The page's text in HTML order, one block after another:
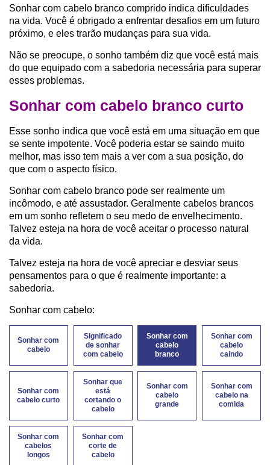
Sonhar com cabelo branco comprido indica dificuldades
na vida. Você é obrigado a enfrentar desafios em um futuro
próximo, e eles trarão mudanças para sua vida.
Não se preocupe, o sonho também diz que você está mais
do que equipado com a sabedoria necessária para superar
esses problemas.
Sonhar com cabelo branco curto
Esse sonho indica que você está em uma situação em que
se sente impotente. Você poderia estar se saindo muito
melhor, mas isso tem mais a ver com a sua posição, do
que com o aspecto físico.
Sonhar com cabelo branco pode ser realmente um
incômodo, e até assustador. Geralmente cabelos brancos
em um sonho refletem o seu medo de envelhecimento.
Talvez esteja na hora de você aceitar o processo natural
da vida.
Talvez esteja na hora de você apreciar e desviar seus
pensamentos para o que é realmente importante: a
sabedoria.
Sonhar com cabelo:
Sonhar com
cabelo
Significado
de sonhar
com cabelo
Sonhar com
cabelo
branco
Sonhar com
cabelo
caindo
Sonhar com
cabelo curto
Sonhar que
está
cortando o
cabelo
Sonhar com
cabelo
grande
Sonhar com
cabelo na
comida
Sonhar com
cabelos
longos
Sonhar com
corte de
cabelo